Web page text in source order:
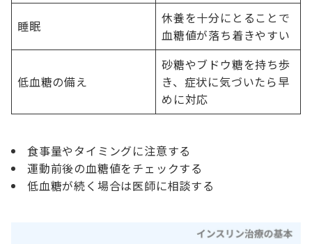
睡眠
休養を十分にとることで
血糖値が落ち着きやすい
低血糖の備え
砂糖やブドウ糖を持ち歩
き、症状に気づいたら早
めに対応
食事量やタイミングに注意する
運動前後の血糖値をチェックする
低血糖が続く場合は医師に相談する